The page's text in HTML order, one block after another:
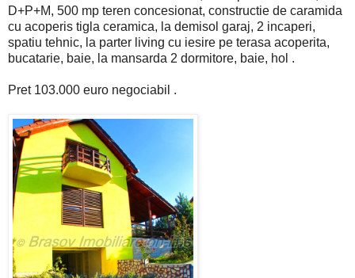
D+P+M, 500 mp teren concesionat, constructie de caramida
cu acoperis tigla ceramica, la demisol garaj, 2 incaperi,
spatiu tehnic, la parter living cu iesire pe terasa acoperita,
bucatarie, baie, la mansarda 2 dormitore, baie, hol .
Pret 103.000 euro negociabil .